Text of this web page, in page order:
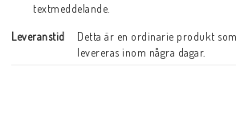
textmeddelande.
Leveranstid
Detta är en ordinarie produkt
levereras inom några dagar.